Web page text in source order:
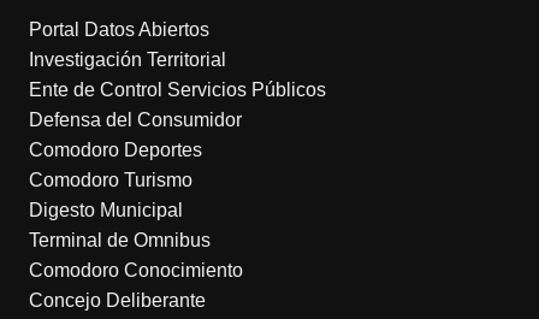
Portal Datos Abiertos
Investigación Territorial
Ente de Control Servicios Públicos
Defensa del Consumidor
Comodoro Deportes
Comodoro Turismo
Digesto Municipal
Terminal de Omnibus
Comodoro Conocimiento
Concejo Deliberante